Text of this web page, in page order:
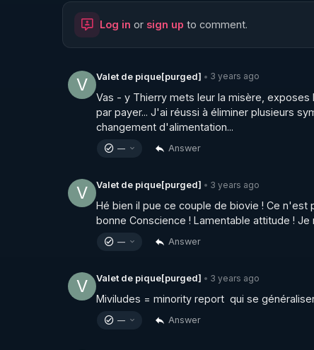
Ou comment le France fabrique-t-elle des
Voici les liens vers les brochures :
anomalies édition 2007
https://freedomofconscience.eu/wp-
Publication CAP LC : sectes un non problème
Publication CAP LC : les fonds publics
https://freedomofconscience.eu/wp-
Publication CAP LC : Liberté de Conscience
Vidéo à télécharger et re uploader en cas
Log in or sign up to comment.
V Valet de pique[purged] • 3 years ago
Vas - y Thierry mets leur la misère, exposes
par payer... J'ai réussi à éliminer plusieurs
changement d'alimentation...
— Answer
V Valet de pique[purged] • 3 years ago
Hé bien il pue ce couple de biovie ! Ce
bonne Conscience ! Lamentable attitude !
— Answer
V Valet de pique[purged] • 3 years ago
Miviludes = minority report  qui se
— Answer